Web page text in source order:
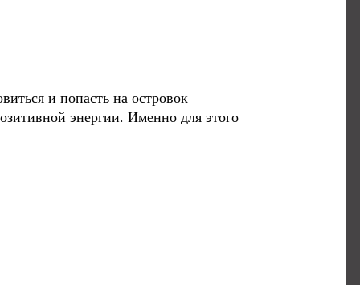
и попасть на островок
энергии. Именно для этого